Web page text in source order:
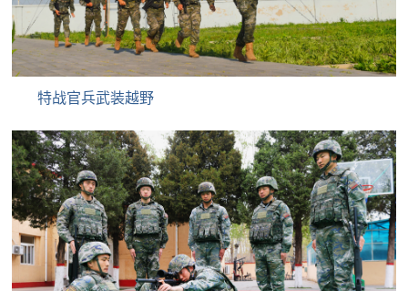
民
国
防
弟
兵
兵
国
防
动
员
国
防
人
特战官兵武装越野